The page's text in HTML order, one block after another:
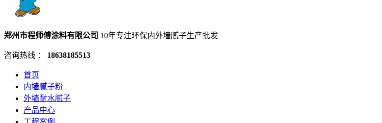
郑州市程师傅涂料有限公司 10年专注环保内外墙腻子生产批发
咨询热线 ： 18638185513
首页
内墙腻子粉
外墙耐水腻子
产品中心